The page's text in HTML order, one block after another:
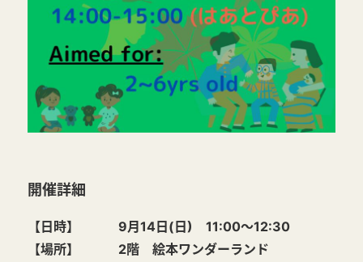
開催詳細
【日時】 9月14日(日) 11:00～12:30
【場所】 2階 絵本ワンダーランド